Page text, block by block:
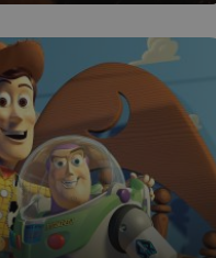
G_ENABLED_IDPS